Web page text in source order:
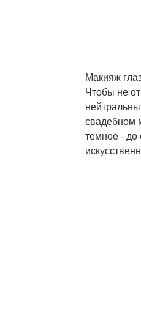
Макияж
Чтобы не
свадебном
темное - до